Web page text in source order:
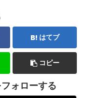
はてブ
コピー
ォローする